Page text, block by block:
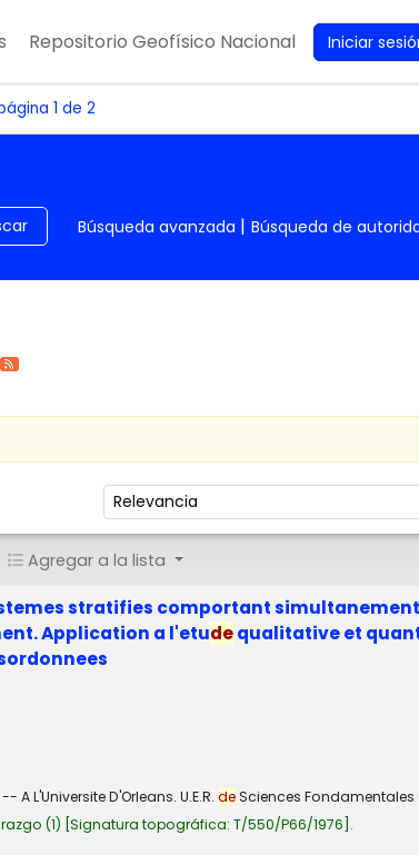
Repositorio Geofísico Nacional Iniciar
1 de 2
Búsqueda avanzada Búsqueda de
Ordenar por:
Agregar a la lista
stratifies comportant simultanement
Application a l'etudequalitative et
L'Universite D'Orleans. U.E.R. deSciences Fondamentales
(1) Signatura topográfica: T/550/P66/1976 .